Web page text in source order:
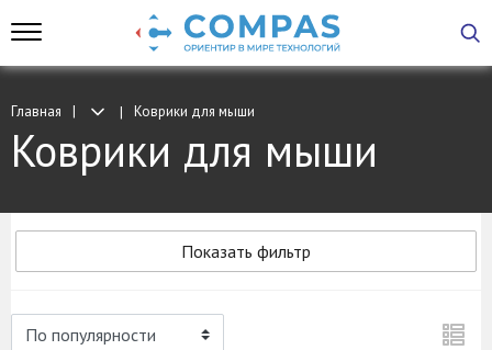
Главная Коврики для мыши
Коврики для мыши
Показать фильтр